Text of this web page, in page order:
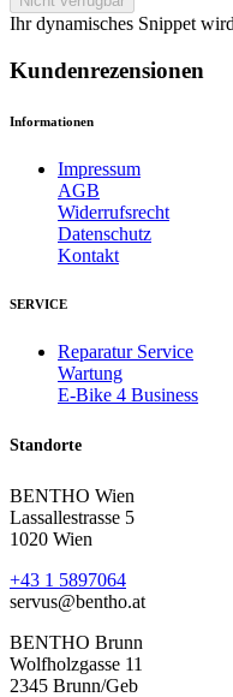
Ihr dynamisches Snippet
Kundenrezensionen
Informationen
Impressum
AGB
Widerrufsrecht
Datenschutz
Kontakt
SERVICE
Reparatur Service
Wartung
E-Bike 4 Business
Standorte
BENTHO Wien
Lassallestrasse 5
1020 Wien
+43 1 5897064
servus@bentho.at
BENTHO Brunn
Wolfholzgasse 11
2345 Brunn/Geb